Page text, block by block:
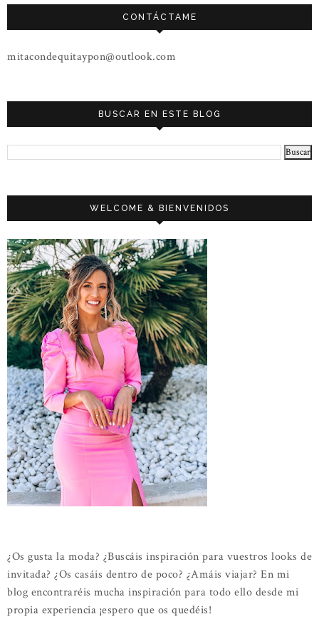
CONTÁCTAME
mitacondequitaypon@outlook.com
BUSCAR EN ESTE BLOG
WELCOME & BIENVENIDOS
¿Os gusta la moda? ¿Buscáis inspiración para vuestros looks de
invitada? ¿Os casáis dentro de poco? ¿Amáis viajar? En mi
blog encontraréis mucha inspiración para todo ello desde mi
propia experiencia ¡espero que os quedéis!